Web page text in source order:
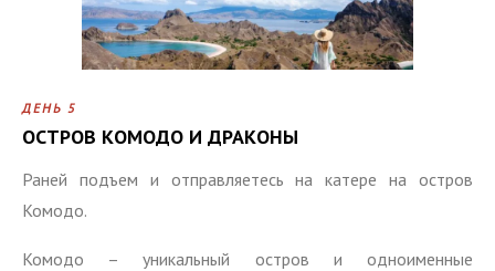
ДЕНЬ 5
ОСТРОВ КОМОДО И ДРАКОНЫ
Раней подъем и отправляетесь на катере на остров
Комодо.
Комодо – уникальный остров и одноименные